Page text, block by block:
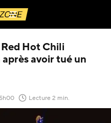
Menu
Hot Chili
avoir tué un
à jour le )Lecture 2 min.